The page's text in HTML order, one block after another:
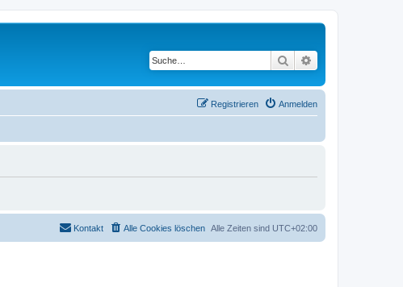
Suche
Anmelden
Registrieren
Alle Zeiten sind UTC+02:00
Alle Cookies löschen
Kontakt